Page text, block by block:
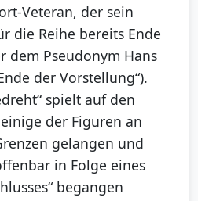
Veteran, der sein
die Reihe bereits Ende
dem Pseudonym Hans
der Vorstellung“).
spielt auf den
der Figuren an
gelangen und
in Folge eines
begangen